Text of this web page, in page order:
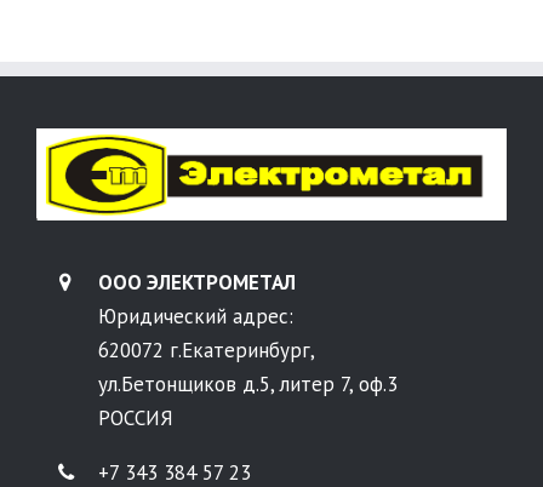
ООО ЭЛЕКТРОМЕТАЛ
Юридический адрес:
620072 г.Екатеринбург,
ул.Бетонщиков д.5, литер 7, оф.3
РОССИЯ
+7 343 384 57 23